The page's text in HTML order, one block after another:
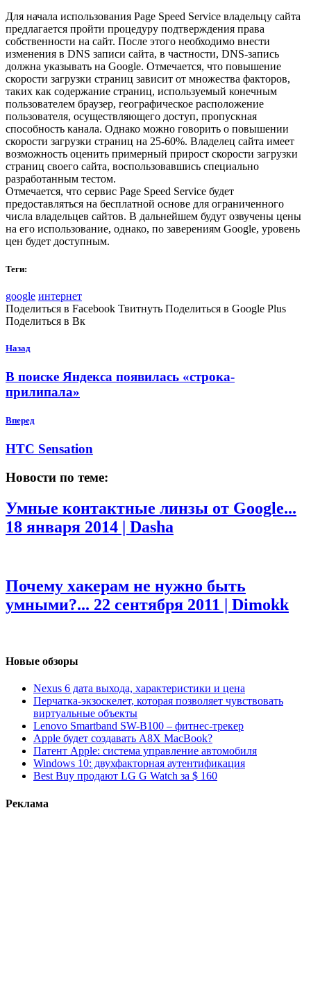
Для начала использования Page Speed Service владельцу сайта
предлагается пройти процедуру подтверждения права
собственности на сайт. После этого необходимо внести
изменения в DNS записи сайта, в частности, DNS-запись
должна указывать на Google. Отмечается, что повышение
скорости загрузки страниц зависит от множества факторов,
таких как содержание страниц, используемый конечным
пользователем браузер, географическое расположение
пользователя, осуществляющего доступ, пропускная
способность канала. Однако можно говорить о повышении
скорости загрузки страниц на 25-60%. Владелец сайта имеет
возможность оценить примерный прирост скорости загрузки
страниц своего сайта, воспользовавшись специально
разработанным тестом.
Отмечается, что сервис Page Speed Service будет
предоставляться на бесплатной основе для ограниченного
числа владельцев сайтов. В дальнейшем будут озвучены цены
на его использование, однако, по заверениям Google, уровень
цен будет доступным.
Теги:
google интернет
Поделиться в Facebook Твитнуть Поделиться в Google Plus
Поделиться в Вк
Назад
В поиске Яндекса появилась «строка-
прилипала»
Вперед
HTC Sensation
Новости по теме:
Умные контактные линзы от Google...
18 января 2014 | Dasha
Почему хакерам не нужно быть
умными?... 22 сентября 2011 | Dimokk
Новые обзоры
Nexus 6 дата выхода, характеристики и цена
Перчатка-экзоскелет, которая позволяет чувствовать
виртуальные объекты
Lenovo Smartband SW-B100 – фитнес-трекер
Apple будет создавать A8X MacBook?
Патент Apple: система управление автомобиля
Windows 10: двухфакторная аутентификация
Best Buy продают LG G Watch за $ 160
Реклама